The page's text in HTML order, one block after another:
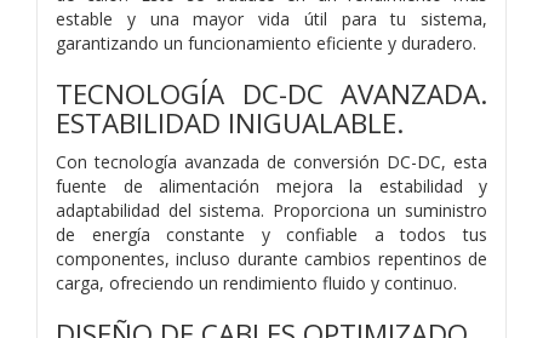
estable y una mayor vida útil para tu sistema,
garantizando un funcionamiento eficiente y duradero.
TECNOLOGÍA DC-DC AVANZADA.
ESTABILIDAD INIGUALABLE.
Con tecnología avanzada de conversión DC-DC, esta
fuente de alimentación mejora la estabilidad y
adaptabilidad del sistema. Proporciona un suministro
de energía constante y confiable a todos tus
componentes, incluso durante cambios repentinos de
carga, ofreciendo un rendimiento fluido y continuo.